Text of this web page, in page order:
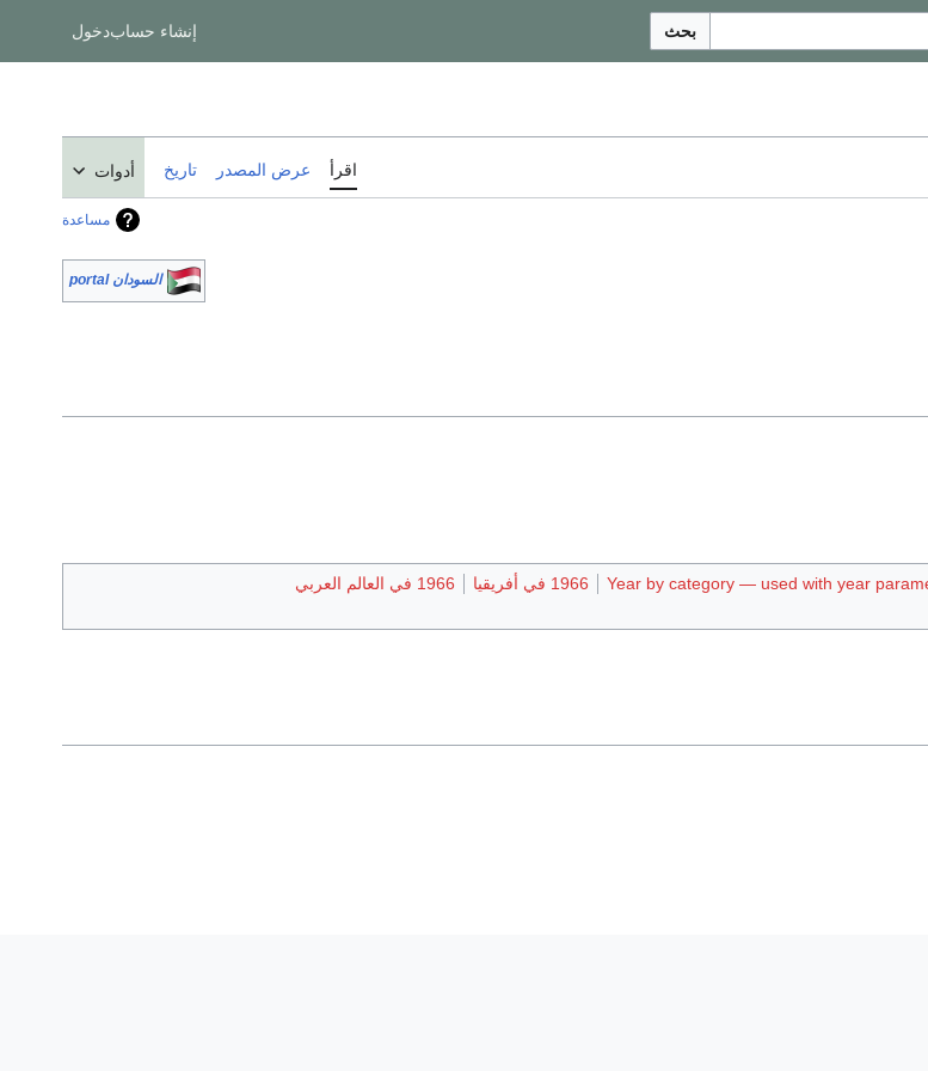
بحث إنشاء حسابدخول
اقرأ عرض المصدر تاريخ أدوات
مساعدة
السودان portal
Year by category — used with year 1966 في أفريقيا
1966 في العالم العربي